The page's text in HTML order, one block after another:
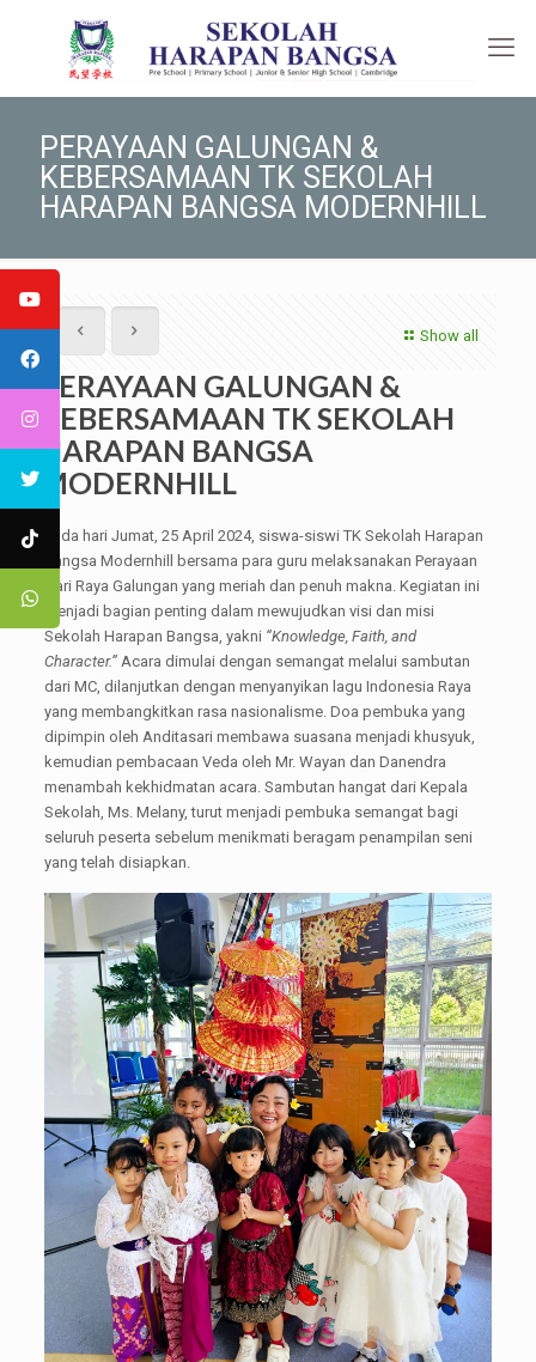
PERAYAAN GALUNGAN &
KEBERSAMAAN TK SEKOLAH
HARAPAN BANGSA MODERNHILL
Show all
PERAYAAN GALUNGAN &
KEBERSAMAAN TK SEKOLAH
HARAPAN BANGSA
MODERNHILL
Pada hari Jumat, 25 April 2024, siswa-siswi TK Sekolah Harapan
Bangsa Modernhill bersama para guru melaksanakan Perayaan
Hari Raya Galungan yang meriah dan penuh makna. Kegiatan ini
menjadi bagian penting dalam mewujudkan visi dan misi
Sekolah Harapan Bangsa, yakni “Knowledge, Faith, and
Character.”Acara dimulai dengan semangat melalui sambutan
dari MC, dilanjutkan dengan menyanyikan lagu Indonesia Raya
yang membangkitkan rasa nasionalisme. Doa pembuka yang
dipimpin oleh Anditasari membawa suasana menjadi khusyuk,
kemudian pembacaan Veda oleh Mr. Wayan dan Danendra
menambah kekhidmatan acara. Sambutan hangat dari Kepala
Sekolah, Ms. Melany, turut menjadi pembuka semangat bagi
seluruh peserta sebelum menikmati beragam penampilan seni
yang telah disiapkan.